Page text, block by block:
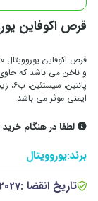
قرص اکوفاین
و ناخن می باشد که حاوی
ایمنی موثر می باشد.
لطفا در هنگام
برند:یوروویتال
تاریخ انقضا :